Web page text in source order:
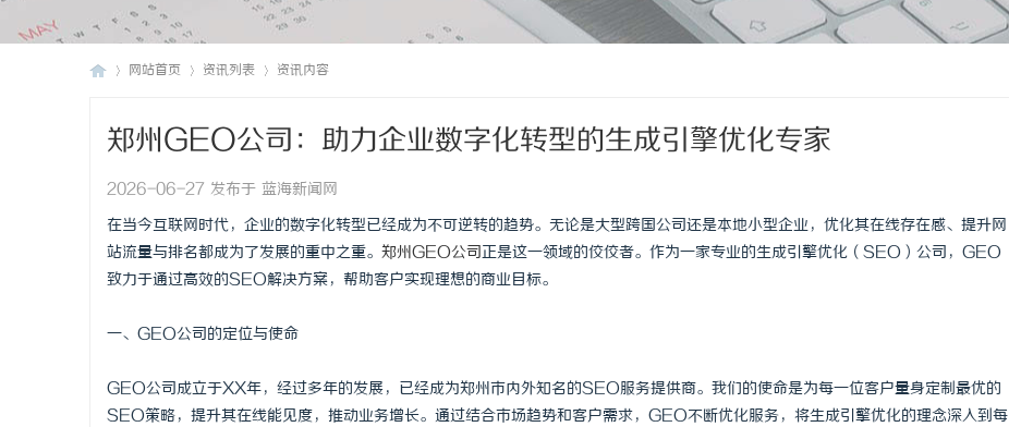
网站首页 资讯列表 资讯内容
郑州GEO公司：助力企业数字化转型的生成引擎优化专家
2026-06-27 发布于 蓝海新闻网
在当今互联网时代，企业的数字化转型已经成为不可逆转的趋势。无论是大型跨国公司还是本地小型企业，优化其在线存在感、提升网
站流量与排名都成为了发展的重中之重。 郑州GEO公司正是这一领域的佼佼者。作为一家专业的生成引擎优化（SEO）公司，GEO
致力于通过高效的SEO解决方案，帮助客户实现理想的商业目标。
一、GEO公司的定位与使命
GEO公司成立于XX年，经过多年的发展，已经成为郑州市内外知名的SEO服务提供商。我们的使命是为每一位客户量身定制最优的
SEO策略，提升其在线能见度，推动业务增长。通过结合市场趋势和客户需求，GEO不断优化服务，将生成引擎优化的理念深入到每